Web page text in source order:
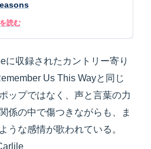
読む
に収録されたカントリー寄り
Us This Wayと同じ
ップではなく、声と言葉の力
係の中で傷つきながらも、ま
うな感情が歌われている。